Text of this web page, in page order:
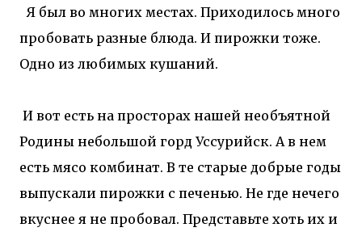
Я был во многих местах. Приходилось много
пробовать разные блюда. И пирожки тоже.
Одно из любимых кушаний.
И вот есть на просторах нашей необъятной
Родины небольшой горд Уссурийск. А в нем
есть мясо комбинат. В те старые добрые годы
выпускали пирожки с печенью. Не где нечего
вкуснее я не пробовал. Представьте хоть их и